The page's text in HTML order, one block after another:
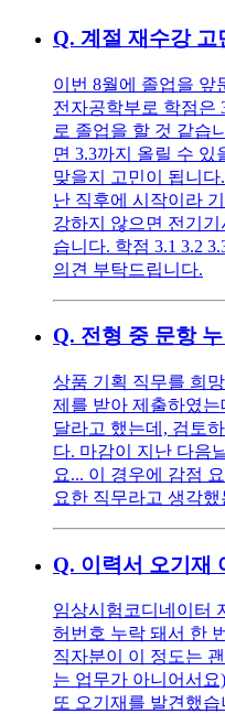
Q. 계절 재수강 고
이번 8월에 졸업을 앞
전자공학부로 학점은
로 졸업을 할 것 같습
면 3.3까지 올릴 수 있
맞을지 고민이 됩니
난 직후에 시작이라
강하지 않으면 전기
습니다. 학점 3.1 3.2
의견 부탁드립니다.
Q. 전형 중 문항
상품 기획 직무를 희
제를 받아 제출하였
달라고 했는데, 검토
다. 마감이 지난 다음
요... 이 경우에 감점
요한 직무라고 생각
Q. 이력서 오기재
임상시험코디네이터
허번호 누락 돼서 한
직자분이 이 정도는
는 업무가 아니어서
또 오기재를 발견했습